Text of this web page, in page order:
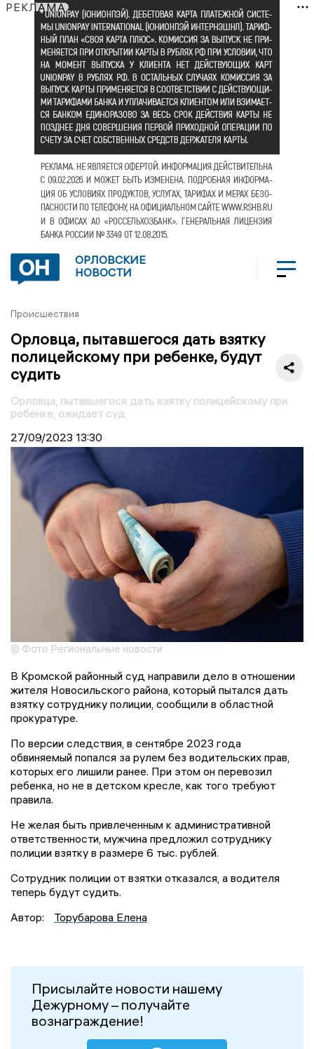
РЕКЛАМА
ОРЛОВСКИЕ
НОВОСТИ
Происшествия
Орловца, пытавшегося дать взятку
полицейскому при ребенке, будут
судить
Орловца, пытавшегося дать взятку полицейскому при
ребенке, ожидает суд
27/09/2023 13:30
© Фото Региональные новости
В Кромской районный суд направили дело в отношении
жителя Новосильского района, который пытался дать
взятку сотруднику полиции, сообщили в областной
прокуратуре.
По версии следствия, в сентябре 2023 года
обвиняемый попался за рулем без водительских прав,
которых его лишили ранее. При этом он перевозил
ребенка, но не в детском кресле, как того требуют
правила.
Не желая быть привлеченным к административной
ответственности, мужчина предложил сотруднику
полиции взятку в размере 6 тыс. рублей.
Сотрудник полиции от взятки отказался, а водителя
теперь будут судить.
Автор:
Торубарова Елена
Присылайте новости нашему
Дежурному – получайте
вознаграждение!